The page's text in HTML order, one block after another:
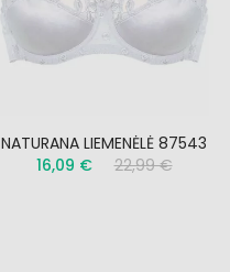
NATURANA LIEMENĖLĖ 87543
16,09 €
22,99 €